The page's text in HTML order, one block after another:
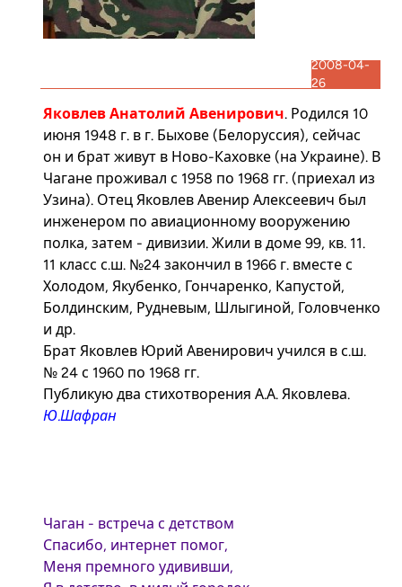
2008-04-
26
Яковлев Анатолий Авенирович. Родился 10
июня 1948 г. в г. Быхове (Белоруссия), сейчас
он и брат живут в Ново-Каховке (на Украине). В
Чагане проживал с 1958 по 1968 гг. (приехал из
Узина). Отец Яковлев Авенир Алексеевич был
инженером по авиационному вооружению
полка, затем - дивизии. Жили в доме 99, кв. 11.
11 класс с.ш. №24 закончил в 1966 г. вместе с
Холодом, Якубенко, Гончаренко, Капустой,
Болдинским, Рудневым, Шлыгиной, Головченко
и др.
Брат Яковлев Юрий Авенирович учился в с.ш.
№ 24 с 1960 по 1968 гг.
Публикую два стихотворения А.А. Яковлева.
Ю.Шафран
Чаган - встреча с детством
Спасибо, интернет помог,
Меня премного удививши,